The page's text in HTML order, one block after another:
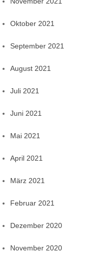
Oktober 2021
September 2021
August 2021
Juli 2021
Juni 2021
Mai 2021
April 2021
März 2021
Februar 2021
Dezember 2020
November 2020